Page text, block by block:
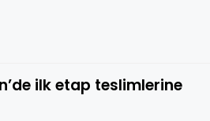
ilk etap teslimlerine